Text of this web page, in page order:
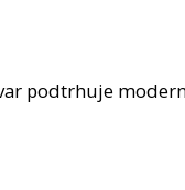
podtrhuje